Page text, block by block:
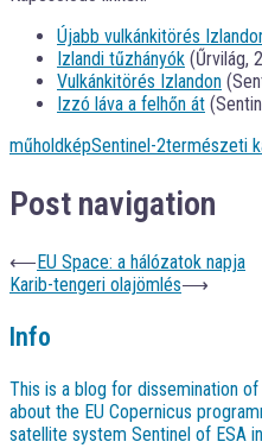
Újabb vulkánkitörés
Izlandi tűzhányók (Űrvilág,
Vulkánkitörés Izlandon
Izzó láva a felhőn át
műholdképSentinel-2természeti
Post navigation
⟵ EU Space: a hálózatok napja
Karib-tengeri olajömlés⟶
Info
This is a blog for dissemination
about the EU Copernicus
satellite system Sentinel of ESA